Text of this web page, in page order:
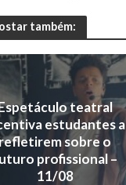
também:
teatral
estudantes a
sobre o
profissional –
11/08